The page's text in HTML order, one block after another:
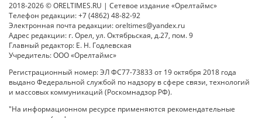
2018-2026 © ORELTIMES.RU | Сетевое издание «Орелтаймс»
Телефон редакции: +7 (4862) 48-82-92
Электронная почта редакции: oreltimes@yandex.ru
Адрес редакции: г. Орел, ул. Октябрьская, д.27, пом. 9
Главный редактор: Е. Н. Годлевская
Учредитель: ООО «Орелтаймс»
Регистрационный номер: ЭЛ ФС77-73833 от 19 октября 2018 года
выдано Федеральной службой по надзору в сфере связи, технологий
и массовых коммуникаций (Роскомнадзор РФ).
"На информационном ресурсе применяются рекомендательные